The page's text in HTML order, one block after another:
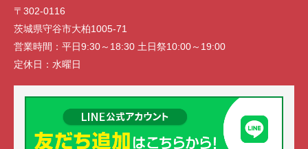
〒302-0116
茨城県守谷市大柏1005-71
営業時間： 平日9:30～18:30 土日祭10:00～19:00
定休日： 水曜日